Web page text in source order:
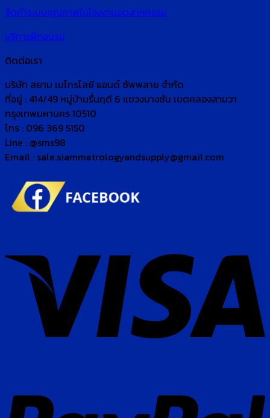
จัดทำระบบคุณภาพในโรงงานอุตสาหกรรม
บริการฝึกอบรม
ติดต่อเรา
บริษัท สยาม เมโทรโลยี แอนด์ ซัพพลาย จำกัด
ที่อยู่ : 414/49 หมู่บ้านรื่นฤดี 6 แขวงบางชัน เขตคลองสามวา
กรุงเทพมหานคร 10510
โทร : 096 369 5150
Line : @sms98
Email : sale.siammetrologyandsupply@gmail.com